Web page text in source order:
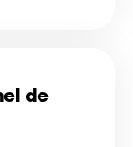
de